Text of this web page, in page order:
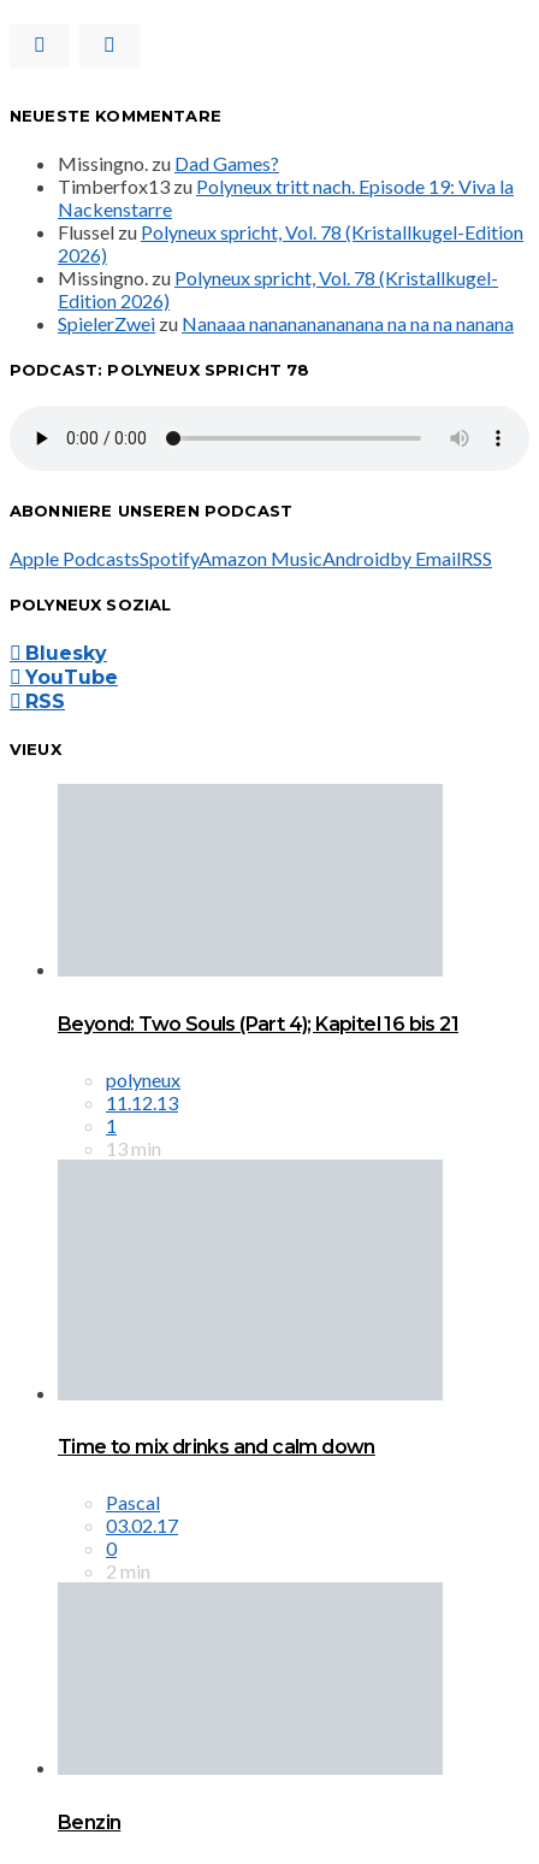
NEUESTE KOMMENTARE
Missingno. zu Dad Games?
Timberfox13 zu Polyneux tritt nach. Episode 19: Viva la
Nackenstarre
Flussel zu Polyneux spricht, Vol. 78 (Kristallkugel-Edition
2026)
Missingno. zu Polyneux spricht, Vol. 78 (Kristallkugel-
Edition 2026)
SpielerZwei zu Nanaaa nanananananana na na na nanana
PODCAST: POLYNEUX SPRICHT 78
ABONNIERE UNSEREN PODCAST
Apple PodcastsSpotifyAmazon MusicAndroidby EmailRSS
POLYNEUX SOZIAL
Bluesky
YouTube
RSS
VIEUX
Beyond: Two Souls (Part 4); Kapitel 16 bis 21
polyneux
11.12.13
1
13 min
Time to mix drinks and calm down
Pascal
03.02.17
0
2 min
Benzin